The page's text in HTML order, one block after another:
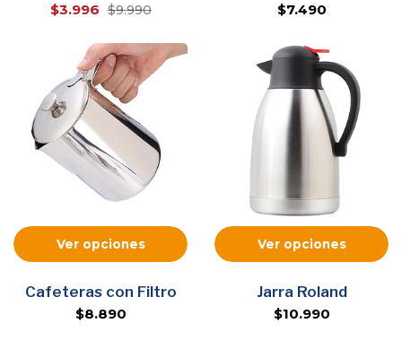
$3.996 $9.990 $7.490
Ver opciones
Cafeteras con Filtro
$8.890
Ver opciones
Jarra Roland
$10.990